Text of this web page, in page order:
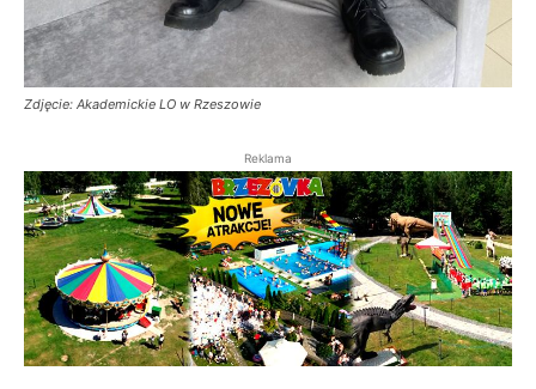
Zdjęcie: Akademickie LO w Rzeszowie
Reklama